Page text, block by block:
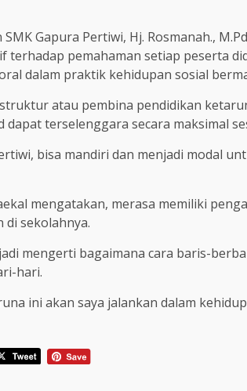
Gapura Pertiwi, Hj. Rosmanah.,
terhadap pemahaman setiap peserta
dalam praktik kehidupan sosial
atau pembina pendidikan
terselenggara secara maksimal
bisa mandiri dan menjadi modal
mengatakan, merasa memiliki
sekolahnya.
mengerti bagaimana cara baris-
hari.
ini akan saya jalankan dalam